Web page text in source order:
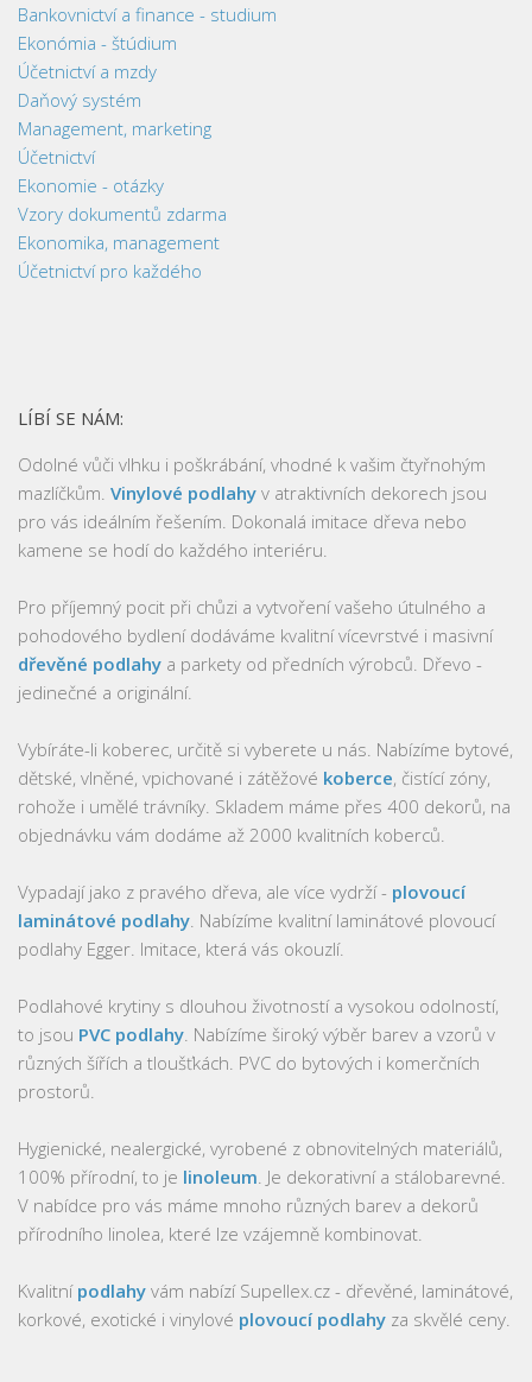
Bankovnictví a finance - studium
Ekonómia - štúdium
Účetnictví a mzdy
Daňový systém
Management, marketing
Účetnictví
Ekonomie - otázky
Vzory dokumentů zdarma
Ekonomika, management
Účetnictví pro každého
LÍBÍ SE NÁM:
Odolné vůči vlhku i poškrábání, vhodné k vašim čtyřnohým
mazlíčkům. Vinylové podlahy v atraktivních dekorech jsou
pro vás ideálním řešením. Dokonalá imitace dřeva nebo
kamene se hodí do každého interiéru.
Pro příjemný pocit při chůzi a vytvoření vašeho útulného a
pohodového bydlení dodáváme kvalitní vícevrstvé i masivní
dřevěné podlahy a parkety od předních výrobců. Dřevo -
jedinečné a originální.
Vybíráte-li koberec, určitě si vyberete u nás. Nabízíme bytové,
dětské, vlněné, vpichované i zátěžové koberce, čistící zóny,
rohože i umělé trávníky. Skladem máme přes 400 dekorů, na
objednávku vám dodáme až 2000 kvalitních koberců.
Vypadají jako z pravého dřeva, ale více vydrží - plovoucí
laminátové podlahy . Nabízíme kvalitní laminátové plovoucí
podlahy Egger. Imitace, která vás okouzlí.
Podlahové krytiny s dlouhou životností a vysokou odolností,
to jsou PVC podlahy . Nabízíme široký výběr barev a vzorů v
různých šířích a tloušťkách. PVC do bytových i komerčních
prostorů.
Hygienické, nealergické, vyrobené z obnovitelných materiálů,
100% přírodní, to je linoleum . Je dekorativní a stálobarevné.
V nabídce pro vás máme mnoho různých barev a dekorů
přírodního linolea, které lze vzájemně kombinovat.
Kvalitní podlahy vám nabízí Supellex.cz - dřevěné, laminátové,
korkové, exotické i vinylové plovoucí podlahy za skvělé ceny.